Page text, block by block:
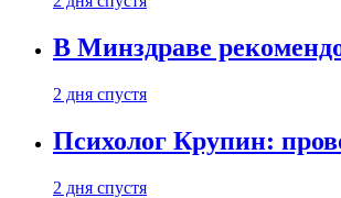
В Минздраве
2 дня спустя
Психолог Крупин:
2 дня спустя